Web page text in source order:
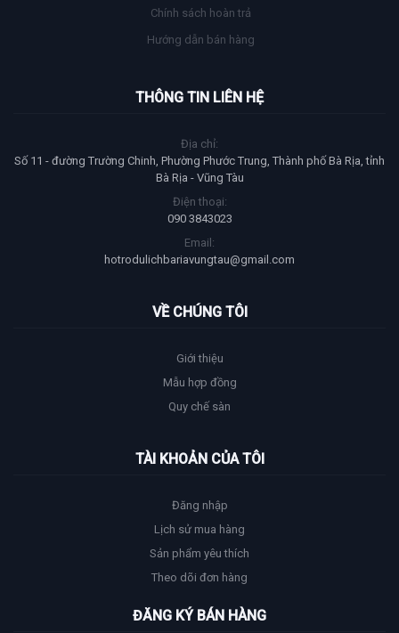
Chính sách hoàn trả
Hướng dẫn bán hàng
THÔNG TIN LIÊN HỆ
Địa chỉ:
Số 11 - đường Trường Chinh, Phường Phước Trung, Thành phố Bà Rịa, tỉnh
Bà Rịa - Vũng Tàu
Điện thoại:
090 3843023
Email:
hotrodulichbariavungtau@gmail.com
VỀ CHÚNG TÔI
Giới thiệu
Mẫu hợp đồng
Quy chế sàn
TÀI KHOẢN CỦA TÔI
Đăng nhập
Lịch sử mua hàng
Sản phẩm yêu thích
Theo dõi đơn hàng
ĐĂNG KÝ BÁN HÀNG